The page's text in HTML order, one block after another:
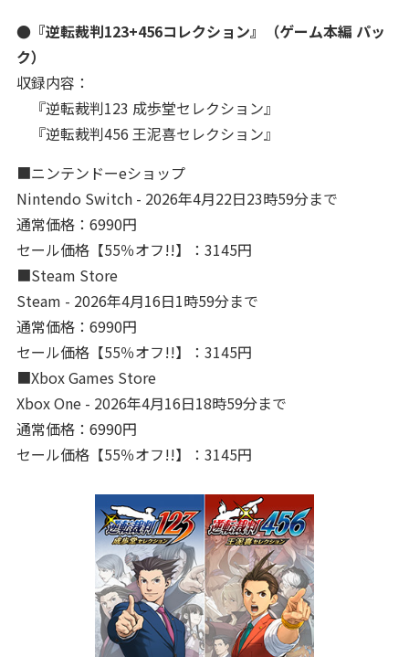
●『逆転裁判123+456コレクション』（ゲーム本編 パッ
ク）
収録内容：
『逆転裁判123 成歩堂セレクション』
『逆転裁判456 王泥喜セレクション』
■ニンテンドーeショップ
Nintendo Switch - 2026年4月22日23時59分まで
通常価格：6990円
セール価格【55％オフ!!】：3145円
■Steam Store
Steam - 2026年4月16日1時59分まで
通常価格：6990円
セール価格【55％オフ!!】：3145円
■Xbox Games Store
Xbox One - 2026年4月16日18時59分まで
通常価格：6990円
セール価格【55％オフ!!】：3145円